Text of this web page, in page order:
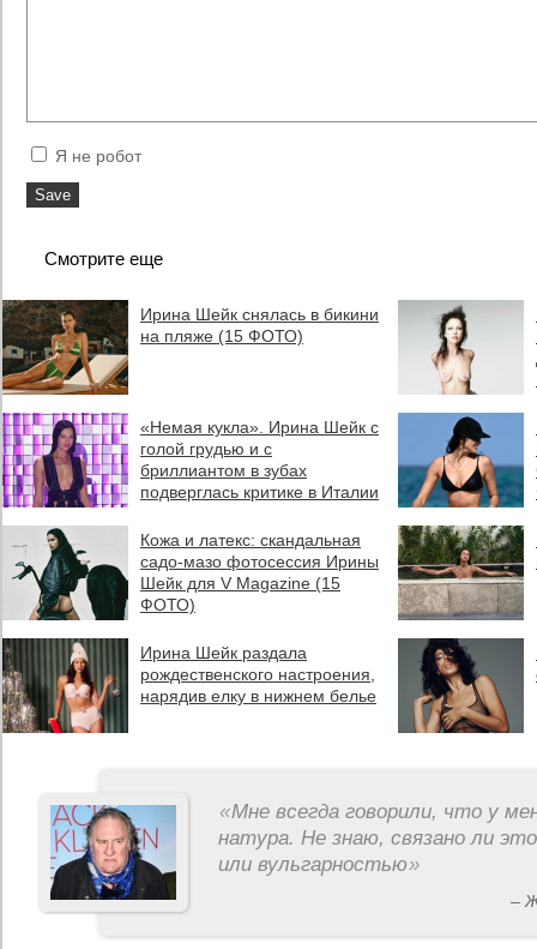
Я не робот
Смотрите еще
Ирина Шейк снялась в бикини
на пляже (15 ФОТО)
«Немая кукла». Ирина Шейк с
голой грудью и с
бриллиантом в зубах
подверглась критике в Италии
Кожа и латекс: скандальная
садо-мазо фотосессия Ирины
Шейк для V Magazine (15
ФОТО)
Ирина Шейк раздала
рождественского настроения,
нарядив елку в нижнем белье
«Мне всегда говорили, что у
натура. Не знаю, связано ли
или вульгарностью»
–